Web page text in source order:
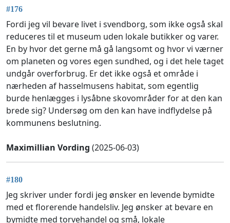
#176
Fordi jeg vil bevare livet i svendborg, som ikke også skal
reduceres til et museum uden lokale butikker og varer.
En by hvor det gerne må gå langsomt og hvor vi værner
om planeten og vores egen sundhed, og i det hele taget
undgår overforbrug. Er det ikke også et område i
nærheden af hasselmusens habitat, som egentlig
burde henlægges i lysåbne skovområder for at den kan
brede sig? Undersøg om den kan have indflydelse på
kommunens beslutning.
Maximillian Vording (2025-06-03)
#180
Jeg skriver under fordi jeg ønsker en levende bymidte
med et florerende handelsliv. Jeg ønsker at bevare en
bymidte med torvehandel og små, lokale